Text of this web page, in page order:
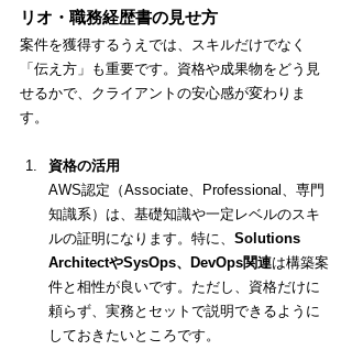
リオ・職務経歴書の見せ方
案件を獲得するうえでは、スキルだけでなく
「伝え方」も重要です。資格や成果物をどう見
せるかで、クライアントの安心感が変わりま
す。
資格の活用
AWS認定（Associate、Professional、専門
知識系）は、基礎知識や一定レベルのスキ
ルの証明になります。特に、 Solutions
ArchitectやSysOps、DevOps関連は構築案
件と相性が良いです。ただし、資格だけに
頼らず、実務とセットで説明できるように
しておきたいところです。